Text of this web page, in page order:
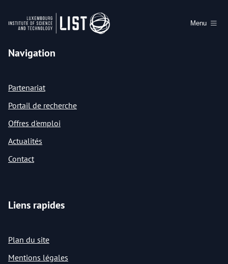
Menu
Navigation
Partenariat
Portail de recherche
Offres d'emploi
Actualités
Contact
Liens rapides
Plan du site
Mentions légales